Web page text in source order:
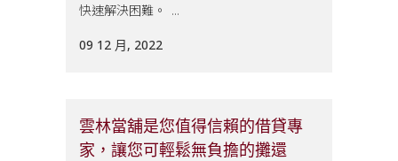
快速解決困難。 ...
09 12 月, 2022
雲林當舖是您值得信賴的借貸專
家，讓您可輕鬆無負擔的攤還